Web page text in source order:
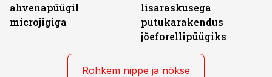
ahvenapüügil
microjigiga
lisaraskusega
putukarakendus
jõeforellipüügiks
Rohkem nippe ja nõkse